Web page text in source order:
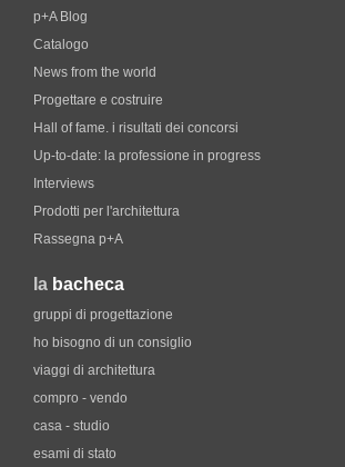
p+A Blog
Catalogo
News from the world
Progettare e costruire
Hall of fame. i risultati dei concorsi
Up-to-date: la professione in progress
Interviews
Prodotti per l'architettura
Rassegna p+A
la bacheca
gruppi di progettazione
ho bisogno di un consiglio
viaggi di architettura
compro - vendo
casa - studio
esami di stato